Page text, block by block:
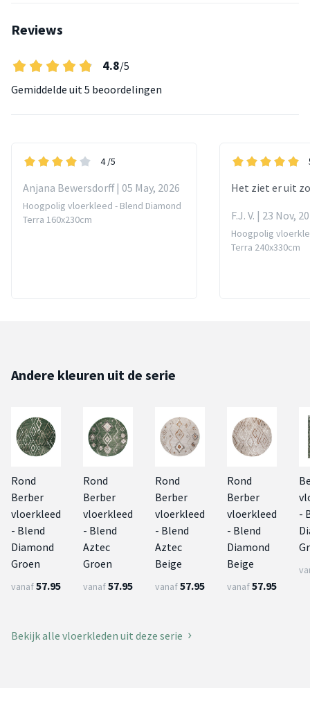
Reviews
4.8/5
Gemiddelde uit 5 beoordelingen
4 /5
Anjana Bewersdorff | 05 May, 2026
Hoogpolig vloerkleed - Blend Diamond
Terra 160x230cm
Het ziet er uit
F.J. V. | 23 Nov,
Hoogpolig
Terra 240x330cm
Andere kleuren uit de serie
Rond
Berber
vloerkleed
- Blend
Diamond
Groen
vanaf57.95
Rond
Berber
vloerkleed
- Blend
Aztec
Groen
vanaf57.95
Rond
Berber
vloerkleed
- Blend
Aztec
Beige
vanaf57.95
Rond
Berber
vloerkleed
- Blend
Diamond
Beige
vanaf57.95
-
Bekijk alle vloerkleden uit deze serie